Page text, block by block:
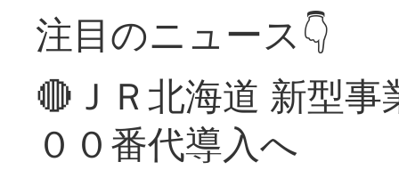
注目のニュース👇
🔴ＪＲ北海道 新型
００番代導入へ